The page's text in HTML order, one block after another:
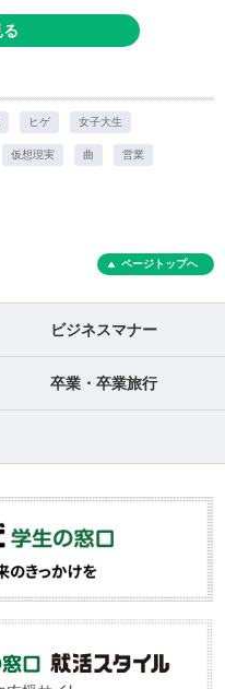
る
ヒゲ 女子大生
仮想現実 曲 営業
ページトップへ
ビジネスマナー
卒業・卒業旅行